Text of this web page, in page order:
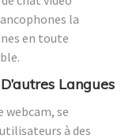
la
en toute
Langues
webcam, se
à des